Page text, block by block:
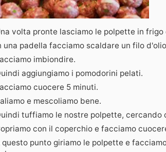
volta pronte lasciamo le polpette in
una padella facciamo scaldare un filo
imbiondire.
aggiungiamo i pomodorini pelati.
cuocere 5 minuti.
e mescoliamo bene.
tuffiamo le nostre polpette, cercando
con il coperchio e facciamo
questo punto giriamo le polpette e